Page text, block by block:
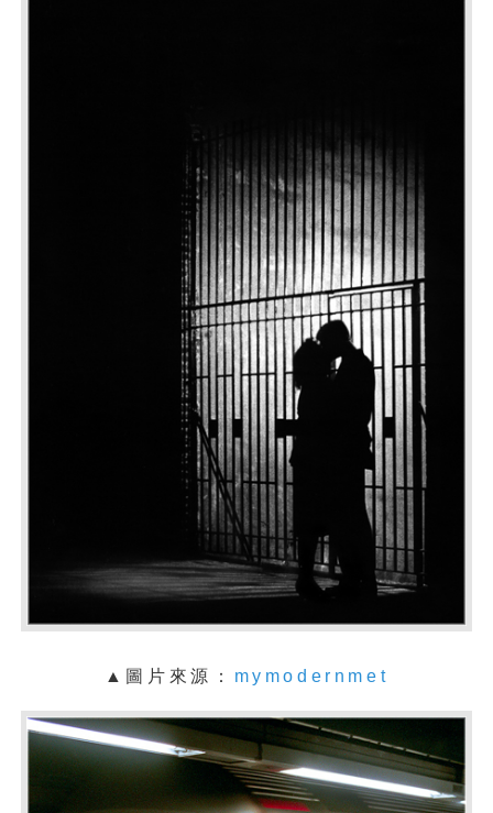
▲圖片來源： mymodernmet